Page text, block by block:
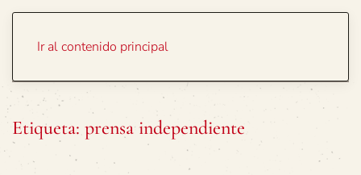
Ir al contenido principal
Etiqueta: prensa independiente